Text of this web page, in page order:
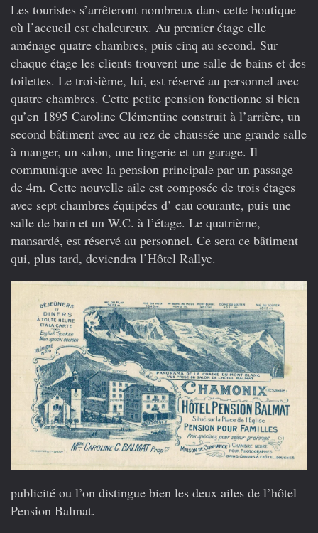
Les touristes s’arrêteront nombreux dans cette boutique
où l’accueil est chaleureux. Au premier étage elle
aménage quatre chambres, puis cinq au second. Sur
chaque étage les clients trouvent une salle de bains et des
toilettes. Le troisième, lui, est réservé au personnel avec
quatre chambres. Cette petite pension fonctionne si bien
qu’en 1895 Caroline Clémentine construit à l’arrière, un
second bâtiment avec au rez de chaussée une grande salle
à manger, un salon, une lingerie et un garage. Il
communique avec la pension principale par un passage
de 4m. Cette nouvelle aile est composée de trois étages
avec sept chambres équipées d’ eau courante, puis une
salle de bain et un W.C. à l’étage. Le quatrième,
mansardé, est réservé au personnel. Ce sera ce bâtiment
qui, plus tard, deviendra l’Hôtel Rallye.
publicité ou l’on distingue bien les deux ailes de l’hôtel
Pension Balmat.